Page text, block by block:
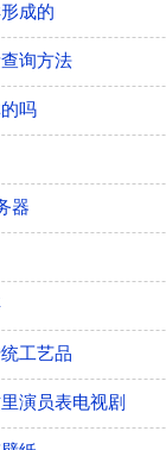
成的
询方法
吗
器
工艺品
演员表电视剧